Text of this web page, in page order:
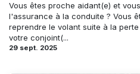
Vous êtes proche aidant(e) et
l'assurance à la conduite ? Vous
reprendre le volant suite à la
votre conjoint(...
29 sept. 2025